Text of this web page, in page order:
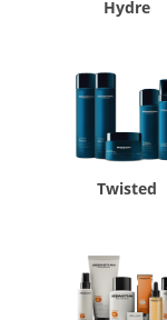
Hydre
Twisted